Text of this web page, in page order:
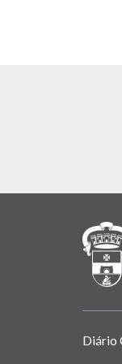
Links
Diário